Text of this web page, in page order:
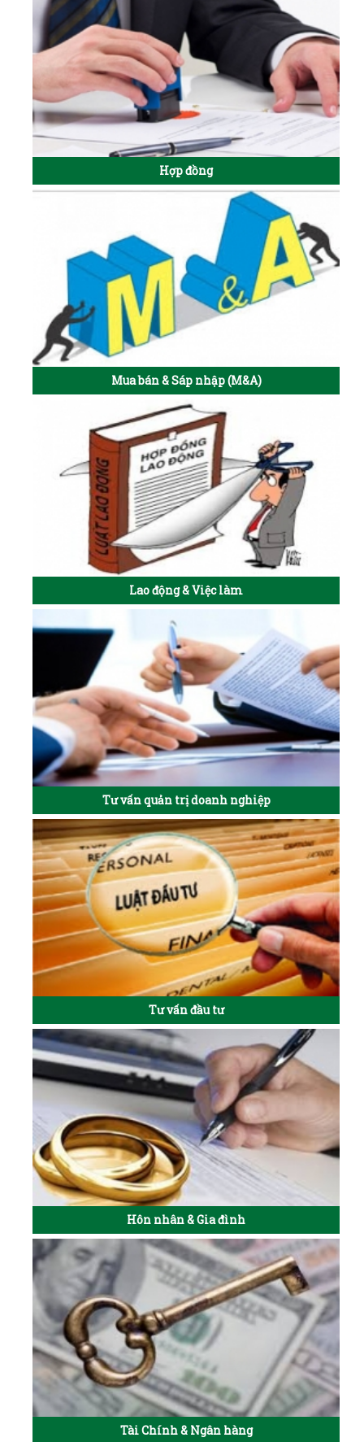
Hợp đồng
Mua bán & Sáp nhập (M&A)
Lao động & Việc làm
Tư vấn quản trị doanh nghiệp
Tư vấn đầu tư
Hôn nhân & Gia đình
Tài Chính & Ngân hàng